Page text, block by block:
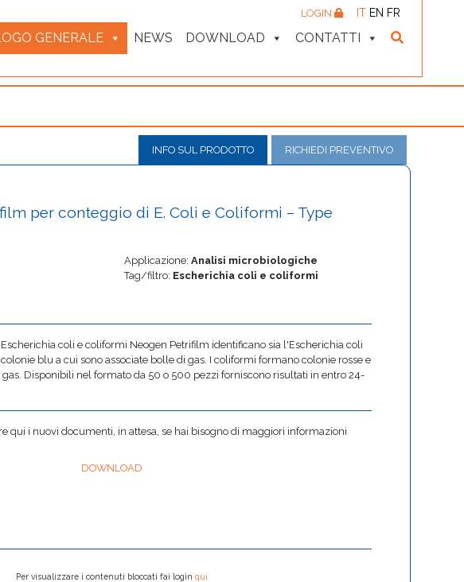
GENERALE NEWS DOWNLOAD CONTATTI
LOGIN IT EN FR
INFO SUL PRODOTTO RICHIEDI PREVENTIVO
per conteggio di E. Coli e Coliformi – Type
Applicazione: Analisi microbiologiche
Tag/filtro: Escherichia coli e coliformi
coli e coliformi Neogen Petrifilm identificano sia l'Escherichia coli
blu a cui sono associate bolle di gas. I coliformi formano colonie rosse e
gas. Disponibili nel formato da 50 o 500 pezzi forniscono risultati in entro 24-
qui i nuovi documenti, in attesa, se hai bisogno di maggiori informazioni
DOWNLOAD
Per visualizzare i contenuti bloccati fai loginqui